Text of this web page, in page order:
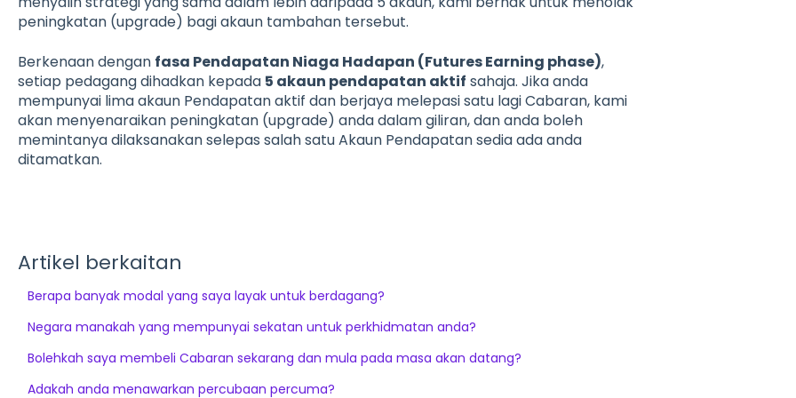
peningkatan (upgrade) bagi akaun tambahan tersebut.
Berkenaan dengan fasa Pendapatan Niaga Hadapan (Futures Earning phase),
setiap pedagang dihadkan kepada 5 akaun pendapatan aktif sahaja. Jika anda
mempunyai lima akaun Pendapatan aktif dan berjaya melepasi satu lagi Cabaran, kami
akan menyenaraikan peningkatan (upgrade) anda dalam giliran, dan anda boleh
memintanya dilaksanakan selepas salah satu Akaun Pendapatan sedia ada anda
ditamatkan.
Artikel berkaitan
Berapa banyak modal yang saya layak untuk berdagang?
Negara manakah yang mempunyai sekatan untuk perkhidmatan anda?
Bolehkah saya membeli Cabaran sekarang dan mula pada masa akan datang?
Adakah anda menawarkan percubaan percuma?